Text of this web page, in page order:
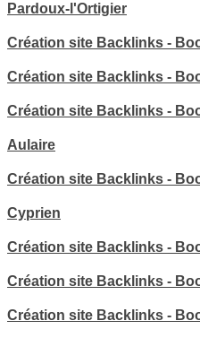
Pardoux-l'Ortigier
Création site Backlinks -
Création site Backlinks -
Création site Backlinks -
Aulaire
Création site Backlinks -
Cyprien
Création site Backlinks -
Création site Backlinks -
Création site Backlinks -